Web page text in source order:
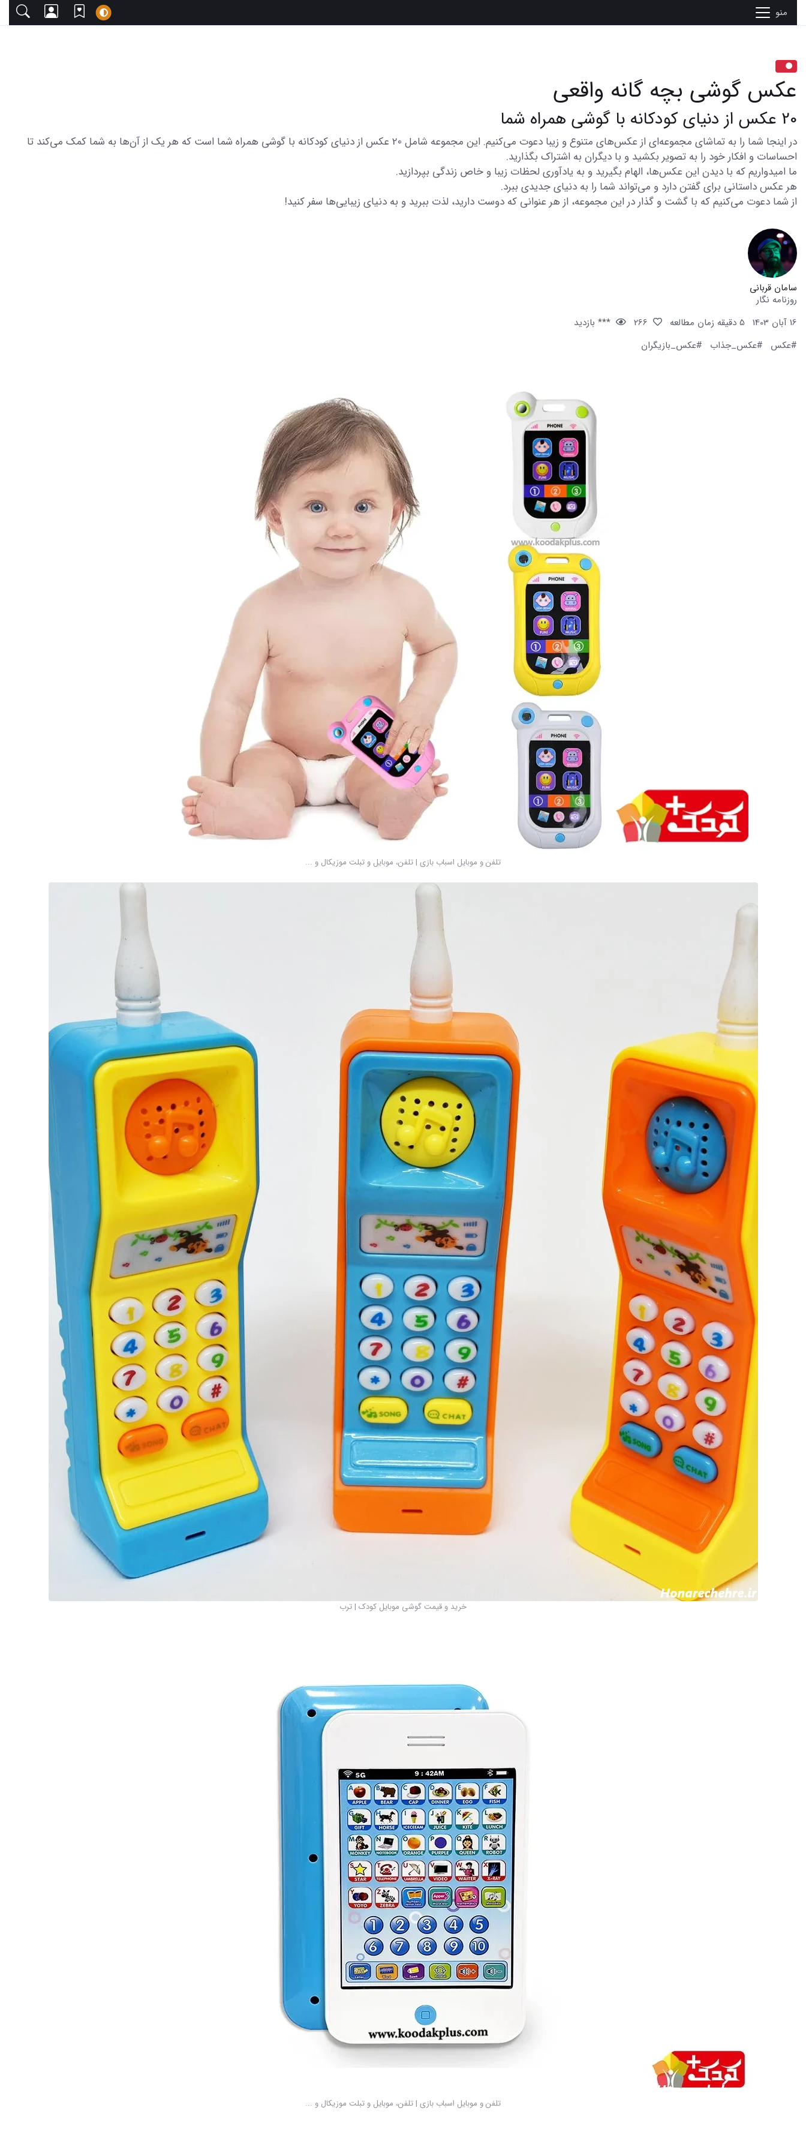
منو
عکس گوشی بچه گانه واقعی
20 عکس از دنیای کودکانه با گوشی همراه شما
در اینجا شما را به تماشای مجموعه‌ای از عکس‌های متنوع و زیبا دعوت می‌کنیم. این مجموعه شامل 20 عکس از دنیای کودکانه با گوشی همراه شما است که هر یک از آن‌ها به شما کمک می‌کند تا
احساسات و افکار خود را به تصویر بکشید و با دیگران به اشتراک بگذارید.
ما امیدواریم که با دیدن این عکس‌ها، الهام بگیرید و به یادآوری لحظات زیبا و خاص زندگی بپردازید.
هر عکس داستانی برای گفتن دارد و می‌تواند شما را به دنیای جدیدی ببرد.
از شما دعوت می‌کنیم که با گشت و گذار در این مجموعه، از هر عنوانی که دوست دارید، لذت ببرید و به دنیای زیبایی‌ها سفر کنید!
سامان قربانی
روزنامه نگار
16 آبان 1403
5 دقیقه زمان مطالعه
*** بازدید
#عکس
#عکس_جذاب #عکس_بازیگران
تلفن و موبایل اسباب بازی | تلفن، موبایل و تبلت موزیکال و ...
خرید و قیمت گوشی موبایل کودک | ترب
تلفن و موبایل اسباب بازی | تلفن، موبایل و تبلت موزیکال و ...